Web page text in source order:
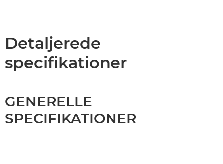
Detaljerede
specifikationer
GENERELLE
SPECIFIKATIONER